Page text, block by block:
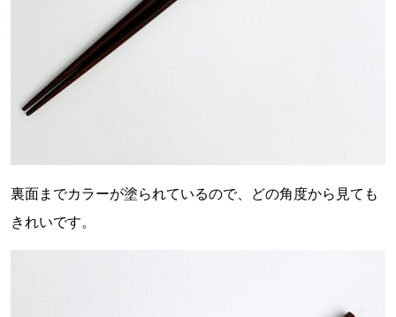
裏面までカラーが塗られているので、どの角度から見ても
きれいです。